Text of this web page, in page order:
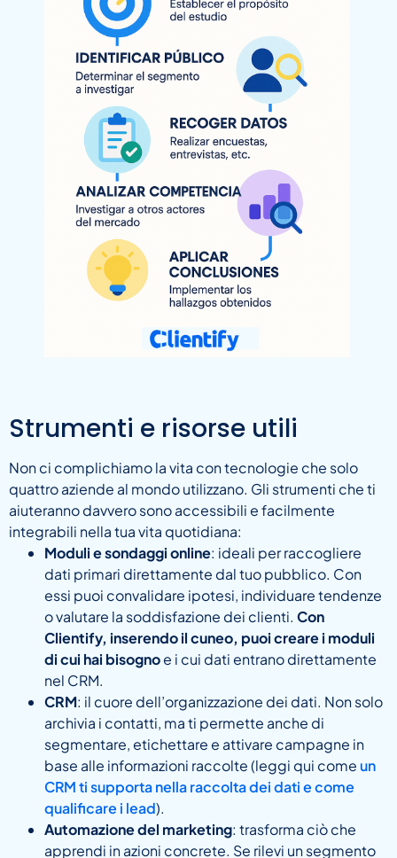
Strumenti e risorse utili
Non ci complichiamo la vita con tecnologie che solo
quattro aziende al mondo utilizzano. Gli strumenti che ti
aiuteranno davvero sono accessibili e facilmente
integrabili nella tua vita quotidiana:
Moduli e sondaggi online: ideali per raccogliere
dati primari direttamente dal tuo pubblico. Con
essi puoi convalidare ipotesi, individuare tendenze
o valutare la soddisfazione dei clienti. Con
Clientify, inserendo il cuneo, puoi creare i moduli
di cui hai bisognoe i cui dati entrano direttamente
nel CRM.
CRM: il cuore dell’organizzazione dei dati. Non solo
archivia i contatti, ma ti permette anche di
segmentare, etichettare e attivare campagne in
base alle informazioni raccolte (leggi qui comeun
CRM ti supporta nella raccolta dei datie come
qualificare i lead).
Automazione del marketing: trasforma ciò che
apprendi in azioni concrete. Se rilevi un segmento